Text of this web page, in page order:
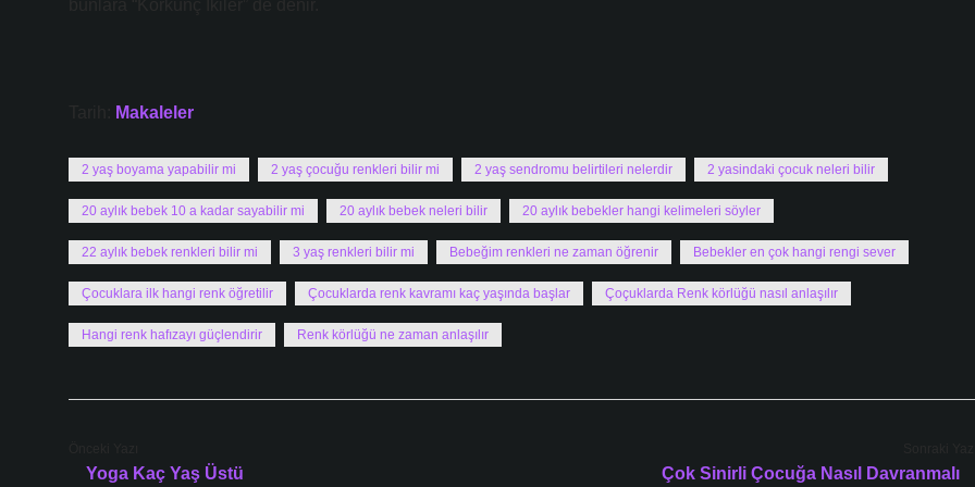
Makaleler
2 yaş boyama yapabilir mi 2 yaş çocuğu renkleri bilir mi 2 yaş sendromu belirtileri nelerdir 2 yasindaki çocuk neleri bilir
20 aylık bebek 10 a kadar sayabilir mi 20 aylık bebek neleri bilir 20 aylık bebekler hangi kelimeleri söyler
22 aylık bebek renkleri bilir mi 3 yaş renkleri bilir mi Bebeğim renkleri ne zaman öğrenir Bebekler en çok hangi rengi sever
Çocuklara ilk hangi renk öğretilir Çocuklarda renk kavramı kaç yaşında başlar Çoçuklarda Renk körlüğü nasıl anlaşılır
Hangi renk hafızayı güçlendirir Renk körlüğü ne zaman anlaşılır
Yoga Kaç Yaş Üstü Çok Sinirli Çocuğa Nasıl Davranmalı